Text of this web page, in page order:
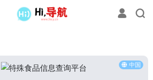
中国